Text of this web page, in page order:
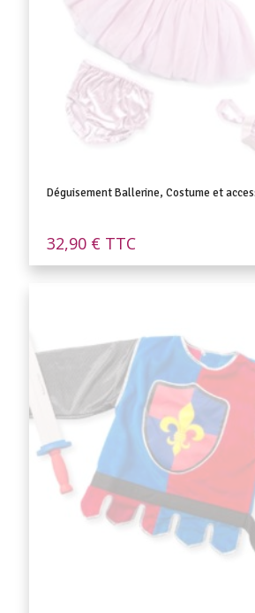
Déguisement Ballerine, Costume et
32,90 € TTC